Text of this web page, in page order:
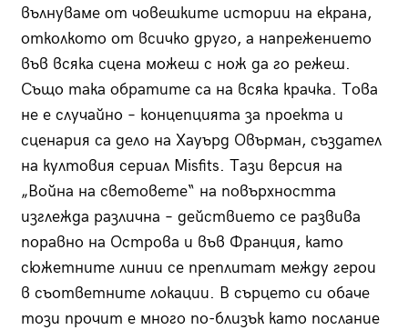
вълнуваме от човешките истории на екрана,
отколкото от всичко друго, а напрежението
във всяка сцена можеш с нож да го режеш.
Също така обратите са на всяка крачка. Това
не е случайно – концепцията за проекта и
сценария са дело на Хауърд Овърман, създател
на култовия сериал Misfits. Тази версия на
„Война на световете“ на повърхността
изглежда различна – действието се развива
поравно на Острова и във Франция, като
сюжетните линии се преплитат между герои
в съответните локации. В сърцето си обаче
този прочит е много по-близък като послание